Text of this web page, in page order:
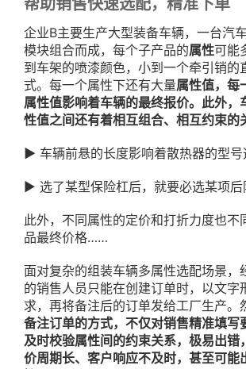
企业B主要生产大型装备车辆，一台汽
模块组合而成，每个子产品的属性可能
到车架的喷漆颜色，小到一个牵引销的
式。每一个属性下还有大量属性值，每
属性值影响着车辆的最终报价。此外，
性值之间还有着相互组合、相互约束的
▶ 车辆前悬的长度影响着散热器的型号
▶ 选了某型保险杠后，就要必选某项后
此外，不同属性的定价和打折力度也不
品最终价格……
面对复杂的组装车辆多属性选配场景，
的销售人员只能在创建订单时，以文字
求，再将备注后的订单发给工厂生产。
备注订单的方式，不仅对销售精准填写
及时校验属性间的约束关系，极易出错
价周期长、客户响应不及时，甚至可能